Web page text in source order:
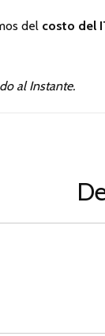
del costo del
al Instante.